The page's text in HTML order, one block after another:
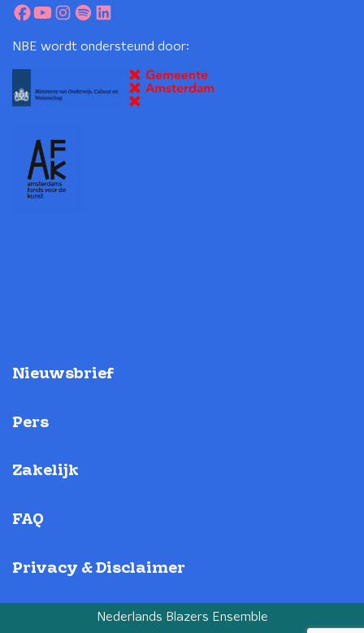
NBE wordt ondersteund door:
Nieuwsbrief
Pers
Zakelijk
FAQ
Privacy & Disclaimer
Nederlands Blazers Ensemble